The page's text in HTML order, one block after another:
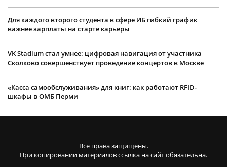
Для каждого второго студента в сфере ИБ гибкий график
важнее зарплаты на старте карьеры
VK Stadium стал умнее: цифровая навигация от участника
Сколково совершенствует проведение концертов в Москве
«Касса самообслуживания» для книг: как работают RFID-
шкафы в ОМБ Перми
Все права защищены.
При копировании материалов ссылка на сайт обязательна.